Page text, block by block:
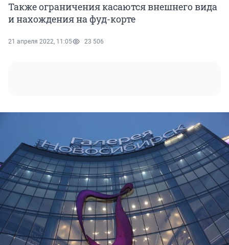
Также ограничения касаются внешнего вида
и нахождения на фуд-корте
21 апреля 2022, 11:05 23 506